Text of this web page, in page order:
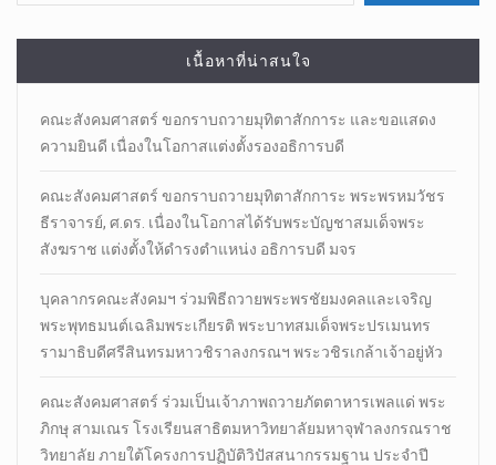
เนื้อหาที่น่าสนใจ
คณะสังคมศาสตร์ ขอกราบถวายมุทิตาสักการะ และขอแสดง
ความยินดี เนื่องในโอกาสแต่งตั้งรองอธิการบดี
คณะสังคมศาสตร์ ขอกราบถวายมุทิตาสักการะ พระพรหมวัชร
ธีราจารย์, ศ.ดร. เนื่องในโอกาสได้รับพระบัญชาสมเด็จพระ
สังฆราช แต่งตั้งให้ดำรงตำแหน่ง อธิการบดี มจร
บุคลากรคณะสังคมฯ ร่วมพิธีถวายพระพรชัยมงคลและเจริญ
พระพุทธมนต์เฉลิมพระเกียรติ พระบาทสมเด็จพระปรเมนทร
รามาธิบดีศรีสินทรมหาวชิราลงกรณฯ พระวชิรเกล้าเจ้าอยู่หัว
คณะสังคมศาสตร์ ร่วมเป็นเจ้าภาพถวายภัตตาหารเพลแด่ พระ
ภิกษุ สามเณร โรงเรียนสาธิตมหาวิทยาลัยมหาจุฬาลงกรณราช
วิทยาลัย ภายใต้โครงการปฏิบัติวิปัสสนากรรมฐาน ประจำปี